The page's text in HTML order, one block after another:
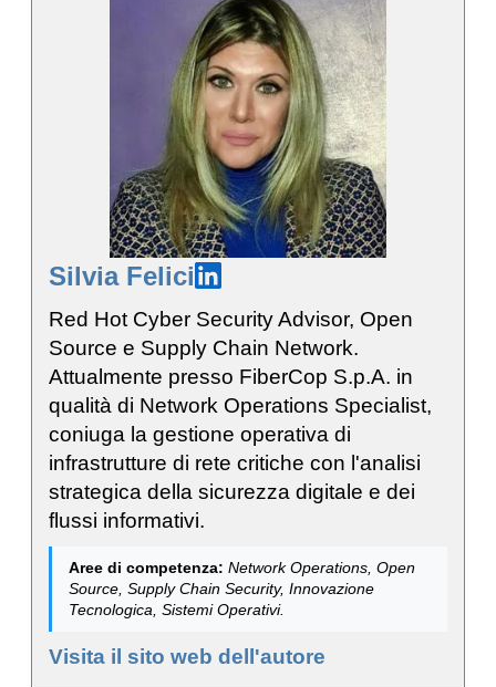
Silvia Felici
Red Hot Cyber Security Advisor, Open
Source e Supply Chain Network.
Attualmente presso FiberCop S.p.A. in
qualità di Network Operations Specialist,
coniuga la gestione operativa di
infrastrutture di rete critiche con l'analisi
strategica della sicurezza digitale e dei
flussi informativi.
Aree di competenza: Network Operations, Open
Source, Supply Chain Security, Innovazione
Tecnologica, Sistemi Operativi.
Visita il sito web dell'autore